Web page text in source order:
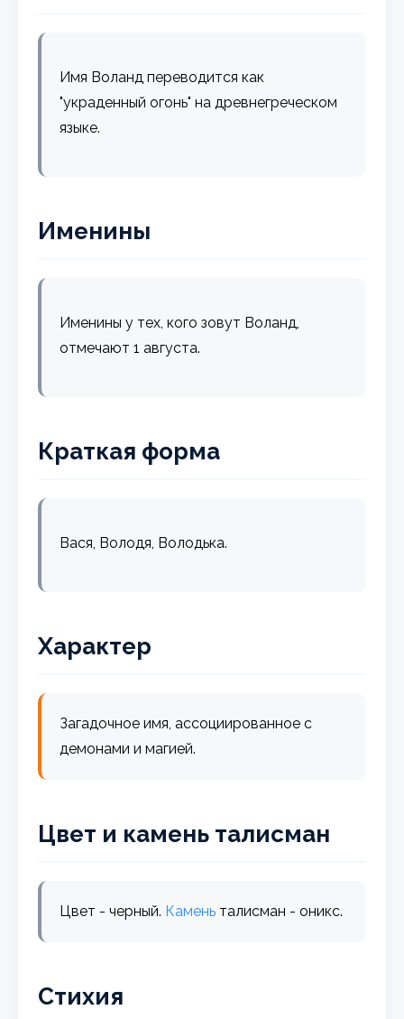
Имя Воланд переводится как
"украденный огонь" на древнегреческом
языке.
Именины
Именины у тех, кого зовут Воланд,
отмечают 1 августа.
Краткая форма
Вася, Володя, Володька.
Характер
Загадочное имя, ассоциированное с
демонами и магией.
Цвет и камень талисман
Цвет - черный. Камень талисман - оникс.
Стихия